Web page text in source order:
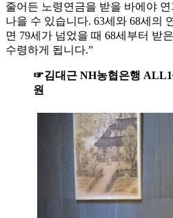
줄어든 노령연금을 받을 바에야
나을 수 있습니다. 63세와 68세의
면 79세가 넘었을 때 68세부터 받
수령하게 됩니다.”
☞김대근 NH농협은행
원